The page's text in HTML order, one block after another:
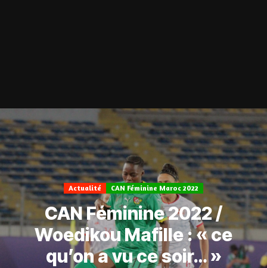
Actualité CAN Féminine Maroc 2022
CAN Féminine 2022 /
Woedikou Mafille : « ce
qu’on a vu ce soir… »